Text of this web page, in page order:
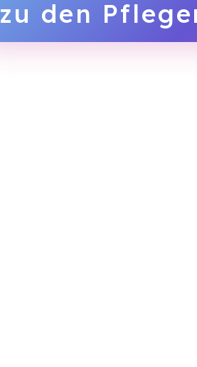
zu den